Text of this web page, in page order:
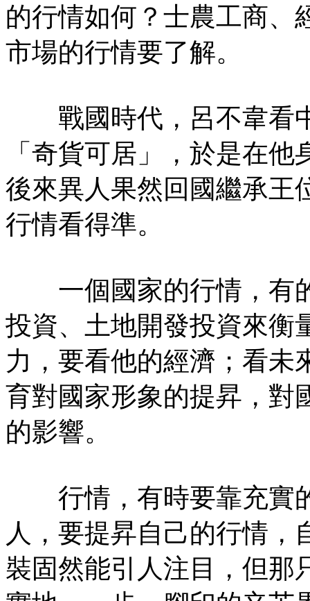
的行情如何？士農工商、
市場的行情要了解。
戰國時代，呂不韋看
「奇貨可居」，於是在
後來異人果然回國繼承王
行情看得準。
一個國家的行情，有
投資、土地開發投資來衡
力，要看他的經濟；看未
育對國家形象的提昇，對
的影響。
行情，有時要靠充實
人，要提昇自己的行情，
裝固然能引人注目，但那